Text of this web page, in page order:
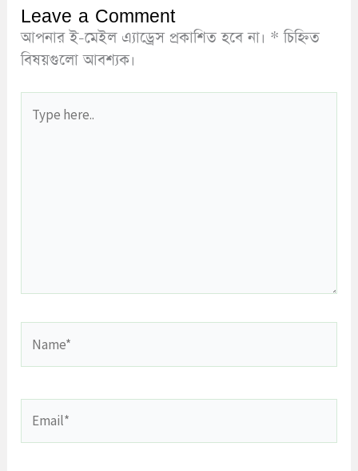
Leave a Comment
আপনার ই-মেইল এ্যাড্রেস প্রকাশিত হবে না। * চিহ্নিত
বিষয়গুলো আবশ্যক।
here..